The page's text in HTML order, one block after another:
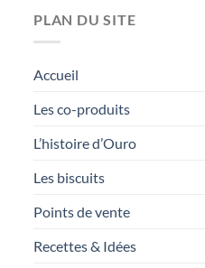
PLAN DU SITE
Accueil
Les co-produits
L’histoire d’Ouro
Les biscuits
Points de vente
Recettes & Idées